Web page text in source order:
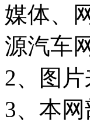
媒体、
源汽车
2、图
3、本